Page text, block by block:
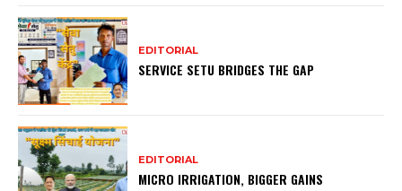
EDITORIAL
SERVICE SETU BRIDGES THE GAP
EDITORIAL
MICRO IRRIGATION, BIGGER GAINS